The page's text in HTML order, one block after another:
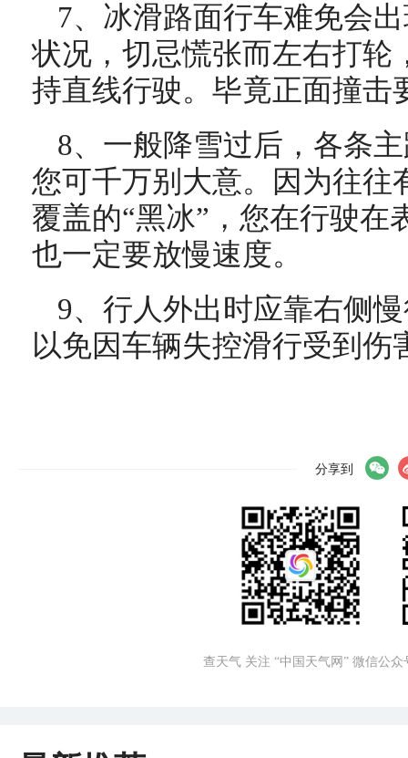
7、冰滑路面行车难免会
状况，切忌慌张而左右打轮
持直线行驶。毕竟正面撞击
8、一般降雪过后，各条
您可千万别大意。因为往往
覆盖的“黑冰”，您在行驶在
也一定要放慢速度。
9、行人外出时应靠右侧
以免因车辆失控滑行受到伤
分享到
查天气 关注 “中国天气网” 微信公众